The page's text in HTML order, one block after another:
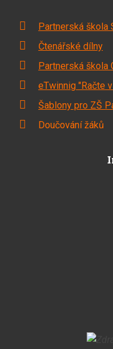
Partnerská škola
Čtenářské dílny
Partnerská škola
eTwinnig "Račte
Šablony pro ZŠ
Doučování žáků